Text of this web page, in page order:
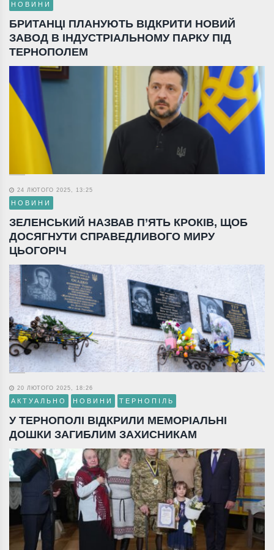
НОВИНИ
БРИТАНЦІ ПЛАНУЮТЬ ВІДКРИТИ НОВИЙ
ЗАВОД В ІНДУСТРІАЛЬНОМУ ПАРКУ ПІД
ТЕРНОПОЛЕМ
24 ЛЮТОГО 2025, 13:25
НОВИНИ
ЗЕЛЕНСЬКИЙ НАЗВАВ П’ЯТЬ КРОКІВ, ЩОБ
ДОСЯГНУТИ СПРАВЕДЛИВОГО МИРУ
ЦЬОГОРІЧ
20 ЛЮТОГО 2025, 18:26
АКТУАЛЬНО НОВИНИ ТЕРНОПІЛЬ
У ТЕРНОПОЛІ ВІДКРИЛИ МЕМОРІАЛЬНІ
ДОШКИ ЗАГИБЛИМ ЗАХИСНИКАМ